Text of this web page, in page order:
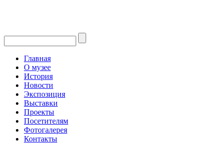
Главная
О музее
История
Новости
Экспозиция
Выставки
Проекты
Посетителям
Фотогалерея
Контакты